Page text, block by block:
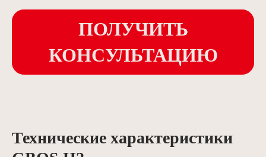
ПОЛУЧИТЬ
КОНСУЛЬТАЦИЮ
Технические характеристики